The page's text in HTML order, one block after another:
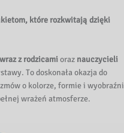
które rozkwitają dzięki
z rodzicami oraz nauczycieli
To doskonała okazja do
o kolorze, formie i wyobraźni
wrażeń atmosferze.